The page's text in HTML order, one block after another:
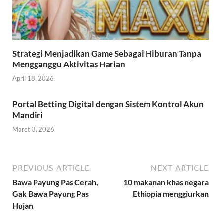
Strategi Menjadikan Game Sebagai Hiburan Tanpa
Mengganggu Aktivitas Harian
April 18, 2026
Portal Betting Digital dengan Sistem Kontrol Akun
Mandiri
Maret 3, 2026
PREVIOUS ARTICLE
Bawa Payung Pas Cerah,
Gak Bawa Payung Pas
Hujan
NEXT ARTICLE
10 makanan khas negara
Ethiopia menggiurkan